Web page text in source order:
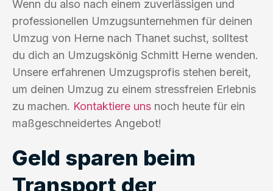
Wenn du also nach einem zuverlässigen und
professionellen Umzugsunternehmen für deinen
Umzug von Herne nach Thanet suchst, solltest
du dich an Umzugskönig Schmitt Herne wenden.
Unsere erfahrenen Umzugsprofis stehen bereit,
um deinen Umzug zu einem stressfreien Erlebnis
zu machen. Kontaktiere uns noch heute für ein
maßgeschneidertes Angebot!
Geld sparen beim
Transport der